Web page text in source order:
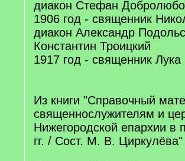
диакон Стефан
1906 год - священник
диакон Александр
Константин Троицкий
1917 год - священник Лука
Из книги "Справочный
священнослужителям и
Нижегородской епархии в
гг. / Сост. М. В. Циркулёва"